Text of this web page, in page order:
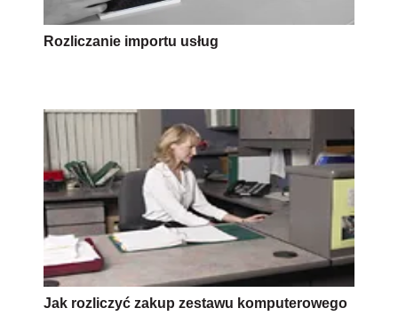
Rozliczanie importu usług
Jak rozliczyć zakup zestawu komputerowego